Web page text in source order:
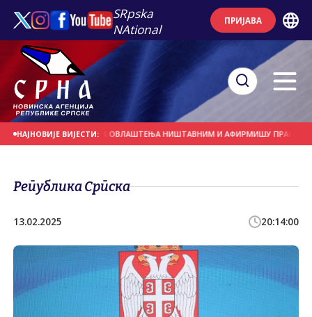
SRpska
NAtional
ПРИЈАВА
НАЈНОВИЈЕ ВИЈЕСТИ:
БОНСКИХ ОВЛАШТЕЊА НИШТАВНИМ И АФИРМИШУ ПРАВО НАРОДА
Република Српска
13.02.2025 20:14:00